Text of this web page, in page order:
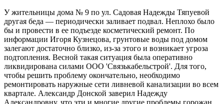
У жительницы дома № 9 по ул. Садовая Надежды Тяпуевой
другая беда — периодически заливает подвал. Неплохо было
бы и провести в ее подъезде косметический ремонт. По
информации Игоря Кузнецова, грунтовые воды под домом
залегают достаточно близко, из-за этого и возникает угроза
подтопления. Весной такая ситуация была оперативно
ликвидирована силами ООО 'Связькабельстрой'. Для того,
чтобы решить проблему окончательно, необходимо
ремонтировать наружные сети ливневой канализации во всем
квартале. Александр Донской заверил Надежду
Александровну, что эти и многие другие проблемы горожан